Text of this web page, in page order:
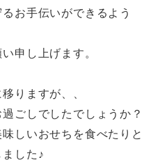
お手伝いができるよう
申し上げます。
りますが、、
ごしでしたでしょうか？
しいおせちを食べたりと
した♪